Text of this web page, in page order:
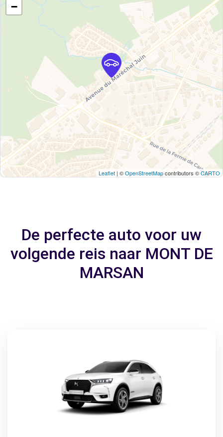
−
Leaflet | ©OpenStreetMapcontributors ©CARTO
De perfecte auto voor uw
volgende reis naar MONT DE
MARSAN